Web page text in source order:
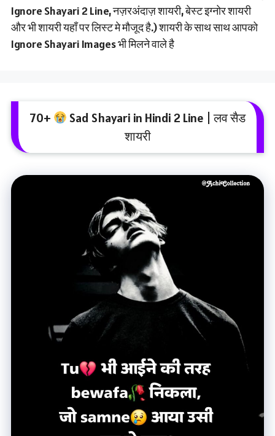
Ignore Shayari 2 Line, नज़रअंदाज़ शायरी, बेस्ट इग्नोर शायरी
और भी शायरी यहाँ पर लिस्ट मे मौजूद है.) शायरी के साथ साथ आपको
Ignore Shayari Images भी मिलने वाले है
70+
Sad Shayari in Hindi 2 Line | लव सैड
शायरी